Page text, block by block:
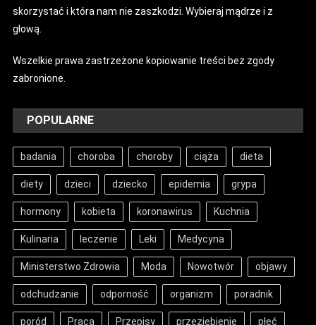
skorzystać i która nam nie zaszkodzi. Wybieraj mądrze i z
głową.
Wszelkie prawa zastrzeżone kopiowanie treści bez zgody
zabronione.
POPULARNE
badania choroba choroby ciąża dieta
diety dzieci dziecko epidemia grypa
hormony kobieta koronawirus Kuchnia
Kulinaria leczenie Leki Medycyna
Ministerstwo Zdrowia Moda Nowotwór objawy
odchudzanie odporność organizm poradnik
poród Praca Przepisy przeziębienie płeć